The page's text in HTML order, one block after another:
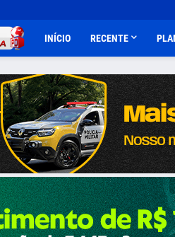
INÍCIO RECENTE